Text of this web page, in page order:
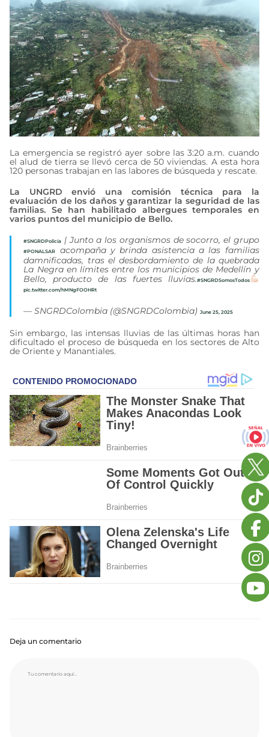
La emergencia se registró ayer sobre las 3:20 a.m. cuando
el alud de tierra se llevó cerca de 50 viviendas. A esta hora
120 personas trabajan en las labores de búsqueda y rescate.
La UNGRD envió una comisión técnica para la
evaluación de los daños y garantizar la seguridad de las
familias. Se han habilitado albergues temporales en
varios puntos del municipio de Bello.
#SNGRDPolicía | Junto a los organismos de socorro, el grupo
#PONALSAR
acompaña y brinda asistencia a las familias
damnificadas, tras el desbordamiento de la quebrada
La Negra en límites entre los municipios de Medellín y
Bello, producto de las fuertes lluvias.#SNGRDSomosTodos
pic.twitter.com/hMNgFOOHRt
— SNGRDColombia (@SNGRDColombia)June 25, 2025
Sin embargo, las intensas lluvias de las últimas horas han
dificultado el proceso de búsqueda en los sectores de Alto
de Oriente y Manantiales.
Deja un comentario